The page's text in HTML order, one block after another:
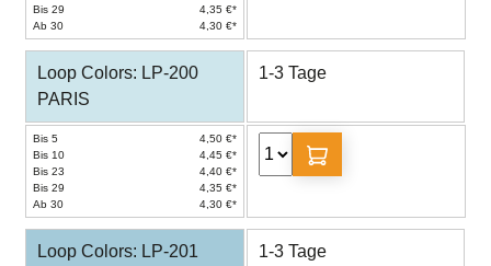
Bis 29
4,35 €*
Ab 30
4,30 €*
Loop Colors: LP-200
PARIS
1-3 Tage
Bis 5
4,50 €*
Bis 10
4,45 €*
Bis 23
4,40 €*
Bis 29
4,35 €*
Ab 30
4,30 €*
Loop Colors: LP-201
1-3 Tage